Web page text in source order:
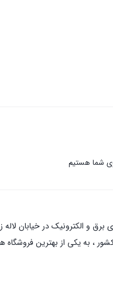
شما هستیم
، به یکی از بهترین